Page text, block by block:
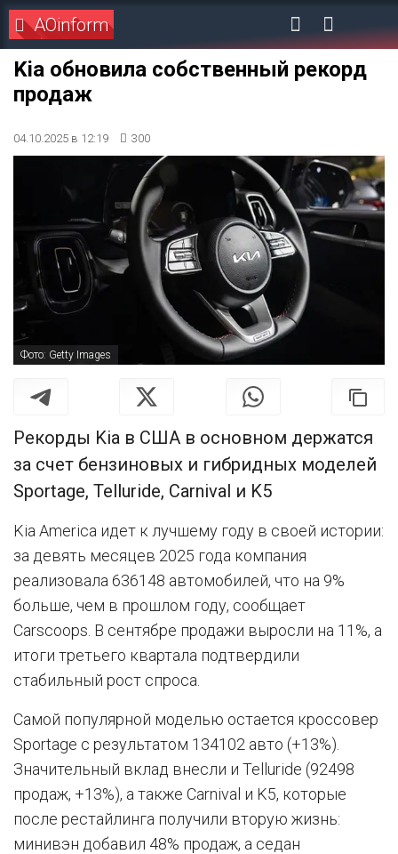
AOinform
Kia обновила собственный рекорд
продаж
04.10.2025 в 12:19 300
Фото: Getty Images
Рекорды Kia в США в основном держатся
за счет бензиновых и гибридных моделей
Sportage, Telluride, Carnival и K5
Kia America идет к лучшему году в своей истории:
за девять месяцев 2025 года компания
реализовала 636148 автомобилей, что на 9%
больше, чем в прошлом году, сообщает
Carscoops. В сентябре продажи выросли на 11%, а
итоги третьего квартала подтвердили
стабильный рост спроса.
Самой популярной моделью остается кроссовер
Sportage с результатом 134102 авто (+13%).
Значительный вклад внесли и Telluride (92498
продаж, +13%), а также Carnival и K5, которые
после рестайлинга получили вторую жизнь:
минивэн добавил 48% продаж, а седан